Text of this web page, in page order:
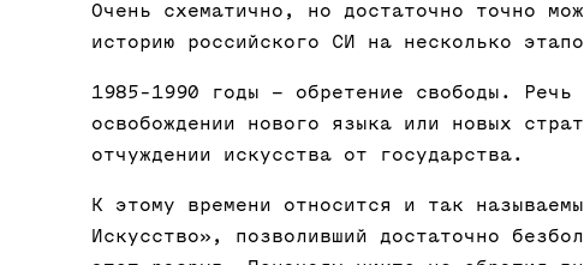
Очень схематично, но достаточно точно
историю российского СИ на несколько
1985-1990 годы – обретение свободы. Речь
освобождении нового языка или новых
отчуждении искусства от государства.
К этому времени относится и так
Искусство», позволивший достаточно